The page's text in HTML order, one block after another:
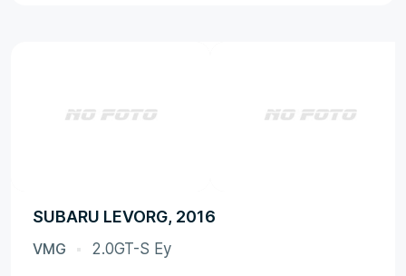
SUBARU LEVORG, 2016
VMG 2.0GT-S Ey